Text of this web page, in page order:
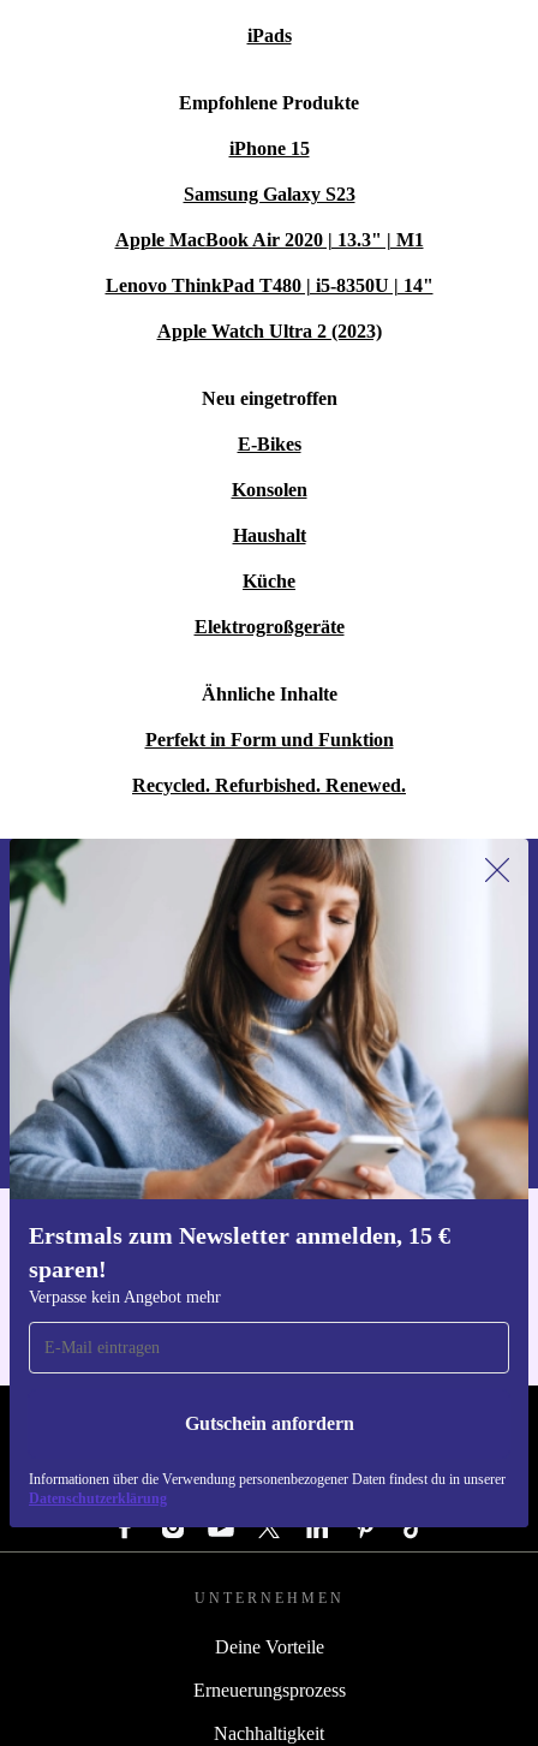
iPads
Empfohlene Produkte
iPhone 15
Samsung Galaxy S23
Apple MacBook Air 2020 | 13.3" | M1
Lenovo ThinkPad T480 | i5-8350U | 14"
Apple Watch Ultra 2 (2023)
Neu eingetroffen
E-Bikes
Konsolen
Haushalt
Küche
Elektrogroßgeräte
Ähnliche Inhalte
Perfekt in Form und Funktion
Recycled. Refurbished. Renewed.
Erstmals zum Newsletter anmelden, 15 €
sparen!
Verpasse kein Angebot mehr
Gutschein anfordern
Informationen über die Verwendung personenbezogener Daten findest du in unserer
Datenschutzerklärung
Erstmals zum Newsletter anmelden,
15 € sparen!
Verpasse kein Angebot mehr.
Gutschein anfordern
Informationen über die Verwendung personenbezogener Daten findest
du in unserer
Datenschutzerklärung.
Hol dir die refurbed-App
REFURBED DEUTSCHLAND - RETHINK NEW.
FOLGE UNS
UNTERNEHMEN
Deine Vorteile
Erneuerungsprozess
Nachhaltigkeit